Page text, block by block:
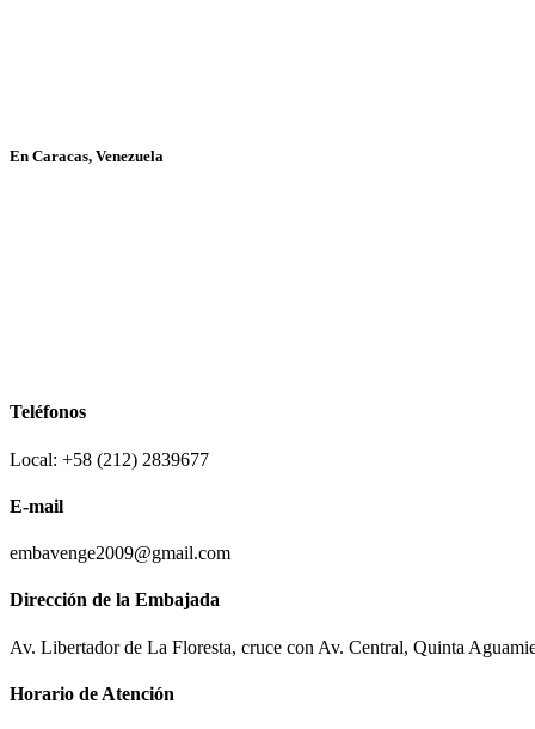
En Caracas, Venezuela
Teléfonos
Local: +58 (212) 2839677
E-mail
embavenge2009@gmail.com
Dirección de la Embajada
Av. Libertador de La Floresta, cruce con Av. Central, Quinta
Horario de Atención